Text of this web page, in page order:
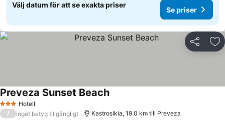
Välj datum för att se exakta priser
Se priser
Dela
3 StjärnorHotell
Preveza Sunset Beach
/ Inget betyg tillgängligt Kastrosikia, 19.0 km till Preveza